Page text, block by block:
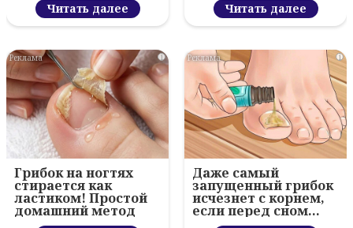
Читать далее Читать далее
i
Грибок на ногтях
стирается как
ластиком! Простой
домашний метод
i
Даже самый
запущенный грибок
исчезнет с корнем,
если перед сном…